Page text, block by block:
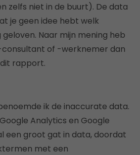
zelfs niet in de buurt). De data
je geen idee hebt welk
Naar mijn mening heb
consultant of -werknemer dan
rapport.
ik de inaccurate data.
Analytics en Google
een groot gat in data, doordat
met een